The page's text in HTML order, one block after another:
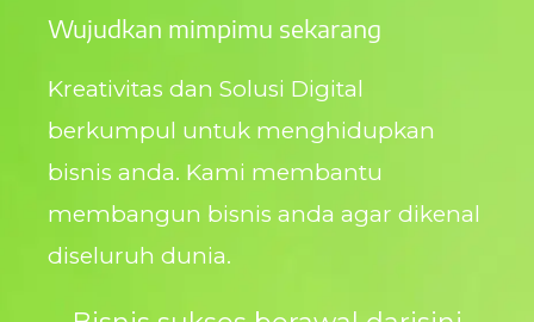
Wujudkan mimpimu sekarang
Kreativitas dan Solusi Digital
berkumpul untuk menghidupkan
bisnis anda. Kami membantu
membangun bisnis anda agar dikenal
diseluruh dunia.